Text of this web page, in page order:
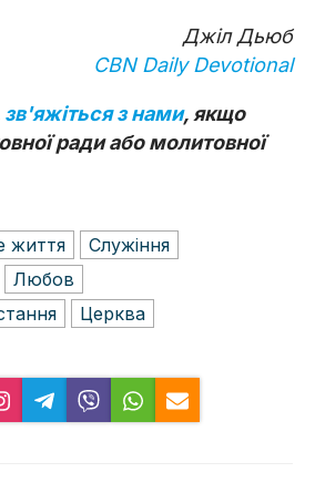
Джіл Дьюб
CBN Daily Devotional
зв'яжіться з нами, якщо
ради або молитовної
життя
Служіння
Любов
Церква